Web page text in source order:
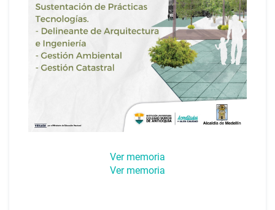
Ver memoria
Ver memoria